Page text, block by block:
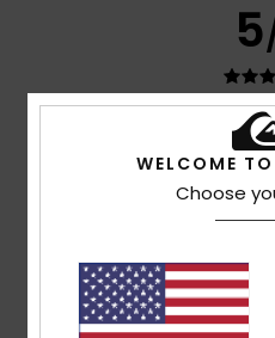
5
è proprio quello che cerco
Mostra originale - Castellano
5
WELCOME
Choose